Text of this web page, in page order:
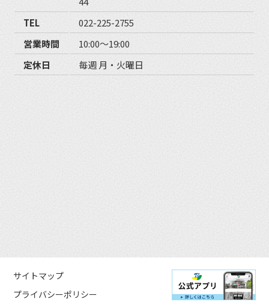
TEL
022-225-2755
営業時間
10:00〜19:00
定休日
毎週 月・火曜日
サイトマップ
プライバシーポリシー